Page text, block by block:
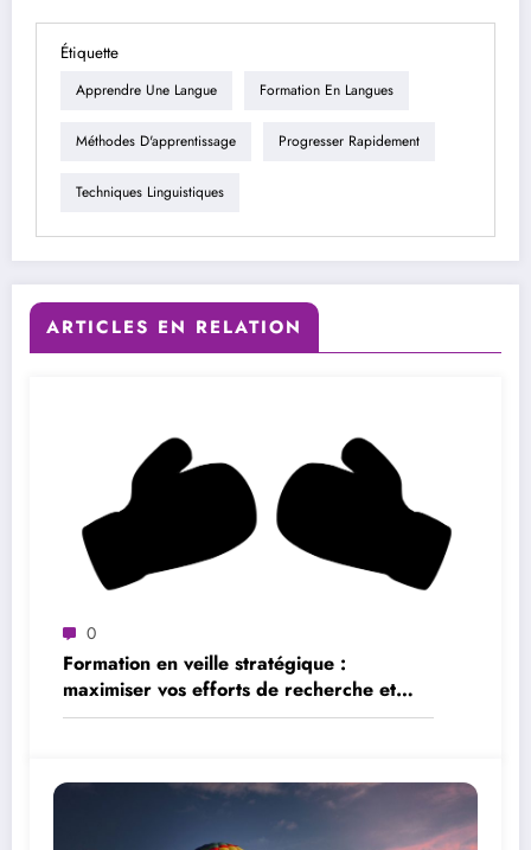
Étiquette
Apprendre Une Langue Formation En Langues
Méthodes D'apprentissage Progresser Rapidement
Techniques Linguistiques
ARTICLES EN RELATION
0
Formation en veille stratégique :
maximiser vos efforts de recherche et
d’analyse